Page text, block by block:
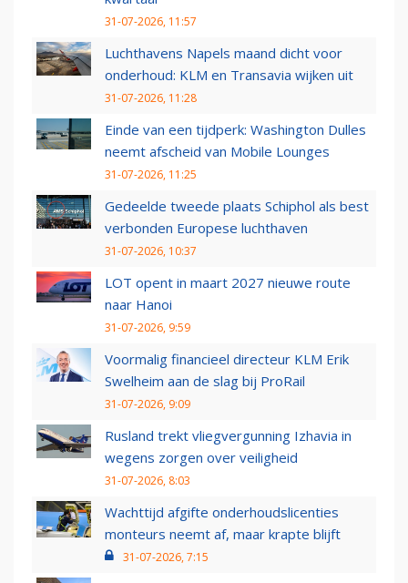
31-07-2026, 11:57
Luchthavens Napels maand dicht voor
onderhoud: KLM en Transavia wijken uit
31-07-2026, 11:28
Einde van een tijdperk: Washington Dulles
neemt afscheid van Mobile Lounges
31-07-2026, 11:25
Gedeelde tweede plaats Schiphol als best
verbonden Europese luchthaven
31-07-2026, 10:37
LOT opent in maart 2027 nieuwe route
naar Hanoi
31-07-2026, 9:59
Voormalig financieel directeur KLM Erik
Swelheim aan de slag bij ProRail
31-07-2026, 9:09
Rusland trekt vliegvergunning Izhavia in
wegens zorgen over veiligheid
31-07-2026, 8:03
Wachttijd afgifte onderhoudslicenties
monteurs neemt af, maar krapte blijft
31-07-2026, 7:15